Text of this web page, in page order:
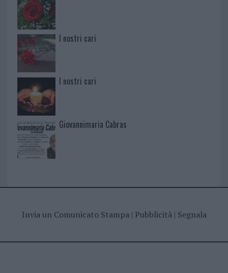
I nostri cari
I nostri cari
Giovannimaria Cabras
Invia un Comunicato Stampa| Pubblicità| Segnala